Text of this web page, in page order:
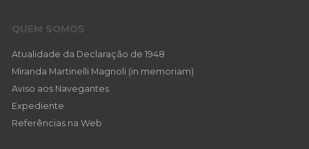
QUEM SOMOS
Atualidade da Declaração de 1948
Miranda Martinelli Magnoli (in memoriam)
Aviso aos Navegantes
Expediente
Referências na Web